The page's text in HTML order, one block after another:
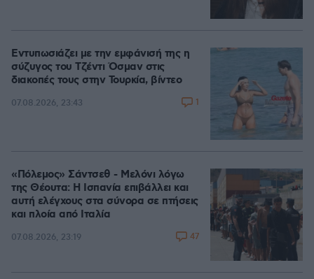
Εντυπωσιάζει με την εμφάνισή της η
σύζυγος του Τζέντι Όσμαν στις
διακοπές τους στην Τουρκία, βίντεο
07.08.2026, 23:43 1
«Πόλεμος» Σάντσεθ - Μελόνι λόγω
της Θέουτα: Η Ισπανία επιβάλλει και
αυτή ελέγχους στα σύνορα σε πτήσεις
και πλοία από Ιταλία
07.08.2026, 23:19 47